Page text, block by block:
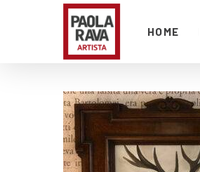
HOME